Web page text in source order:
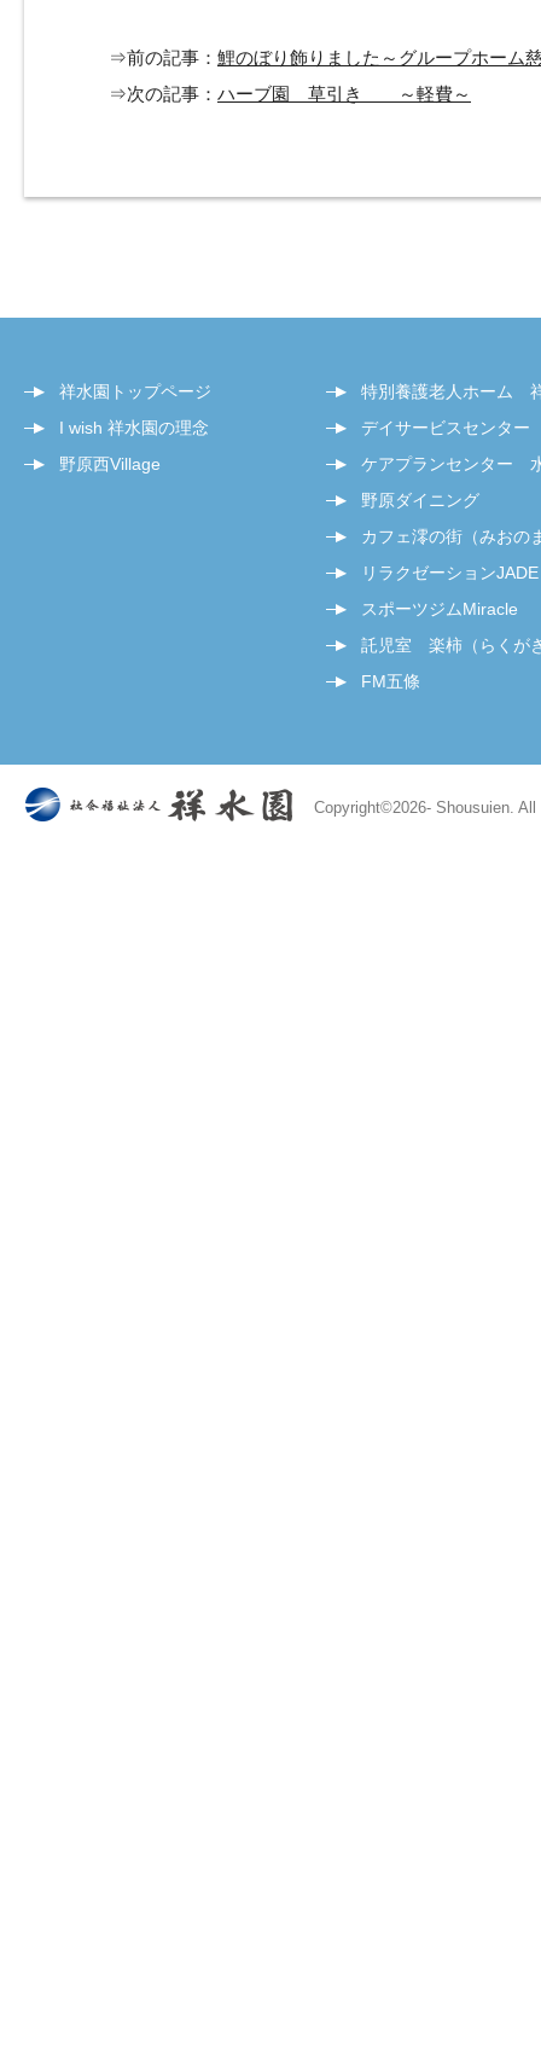
⇒前の記事： 鯉のぼり飾りました～グループホーム
⇒次の記事： ハーブ園 草引き ～軽費～
祥水園トップページ
I wish 祥水園の理念
野原西Village
特別養護老人ホーム
デイサービスセンタ
ケアプランセンター
野原ダイニング
カフェ澪の街（みおの
リラクゼーションJADE
スポーツジムMiracle
託児室 楽柿（らくが
FM五條
Copyright©2026- Shousuien.